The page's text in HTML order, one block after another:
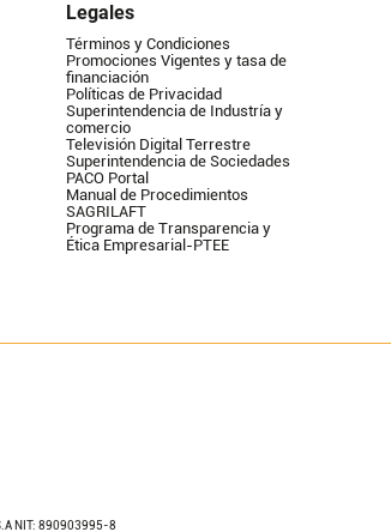
Legales
Términos y Condiciones
Promociones Vigentes y tasa de
financiación
Políticas de Privacidad
Superintendencia de Industría y
comercio
Televisión Digital Terrestre
Superintendencia de Sociedades
PACO Portal
Manual de Procedimientos
SAGRILAFT
Programa de Transparencia y
Ética Empresarial-PTEE
NIT: 890903995-8